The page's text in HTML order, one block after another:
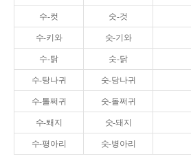
수-컷 숫-것
수-키와 숫-기와
수-탉 숫-닭
수-탕나귀 숫-당나귀
수-톨쩌귀 숫-돌쩌귀
수-퇘지 숫-돼지
수-평아리 숫-병아리